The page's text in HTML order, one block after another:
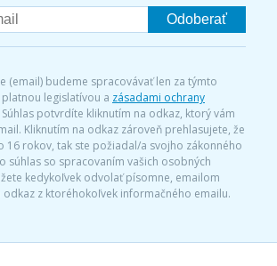
Odoberať
(email) budeme spracovávať len za týmto
legislatívou a zásadami ochrany
Súhlas potvrdíte kliknutím na odkaz, ktorý vám
Kliknutím na odkaz zároveň prehlasujete, že
16 rokov, tak ste požiadal/a svojho zákonného
súhlas so spracovaním vašich osobných
kedykoľvek odvolať písomne, emailom
odkaz z ktoréhokoľvek informačného emailu.